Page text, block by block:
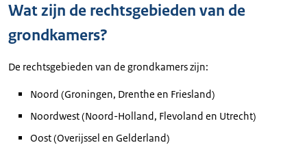
Wat zijn de rechtsgebieden van de
grondkamers?
De rechtsgebieden van de grondkamers zijn:
Noord (Groningen, Drenthe en Friesland)
Noordwest (Noord-Holland, Flevoland en Utrecht)
Oost (Overijssel en Gelderland)